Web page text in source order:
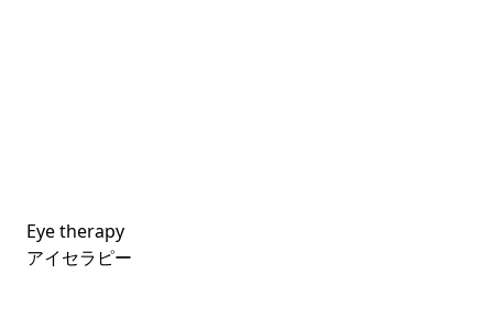
Eye therapy
アイセラピー